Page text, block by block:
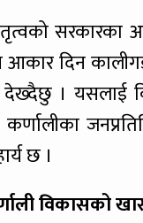
सरकारका
आकार दिन
। यसलाई
छ ।
विकासको